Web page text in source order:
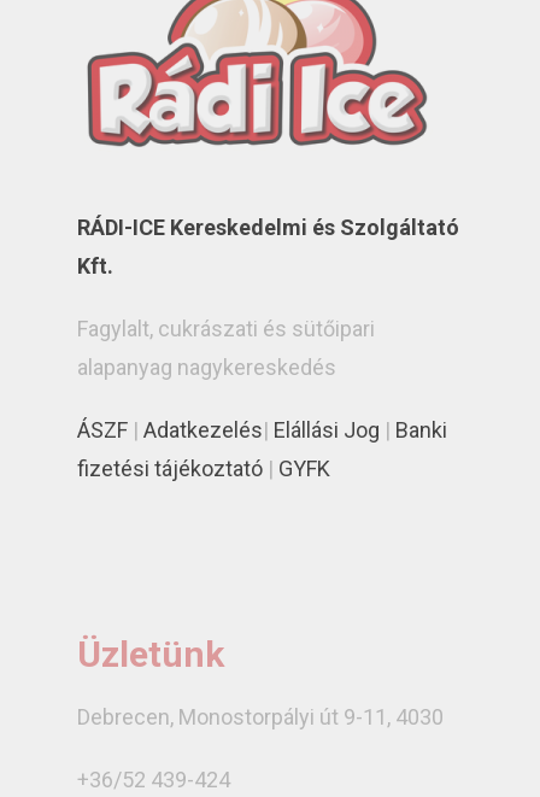
RÁDI-ICE Kereskedelmi és Szolgáltató
Kft.
Fagylalt, cukrászati és sütőipari
alapanyag nagykereskedés
ÁSZF | Adatkezelés| Elállási Jog | Banki
fizetési tájékoztató | GYFK
Üzletünk
Debrecen, Monostorpályi út 9-11, 4030
+36/52 439-424